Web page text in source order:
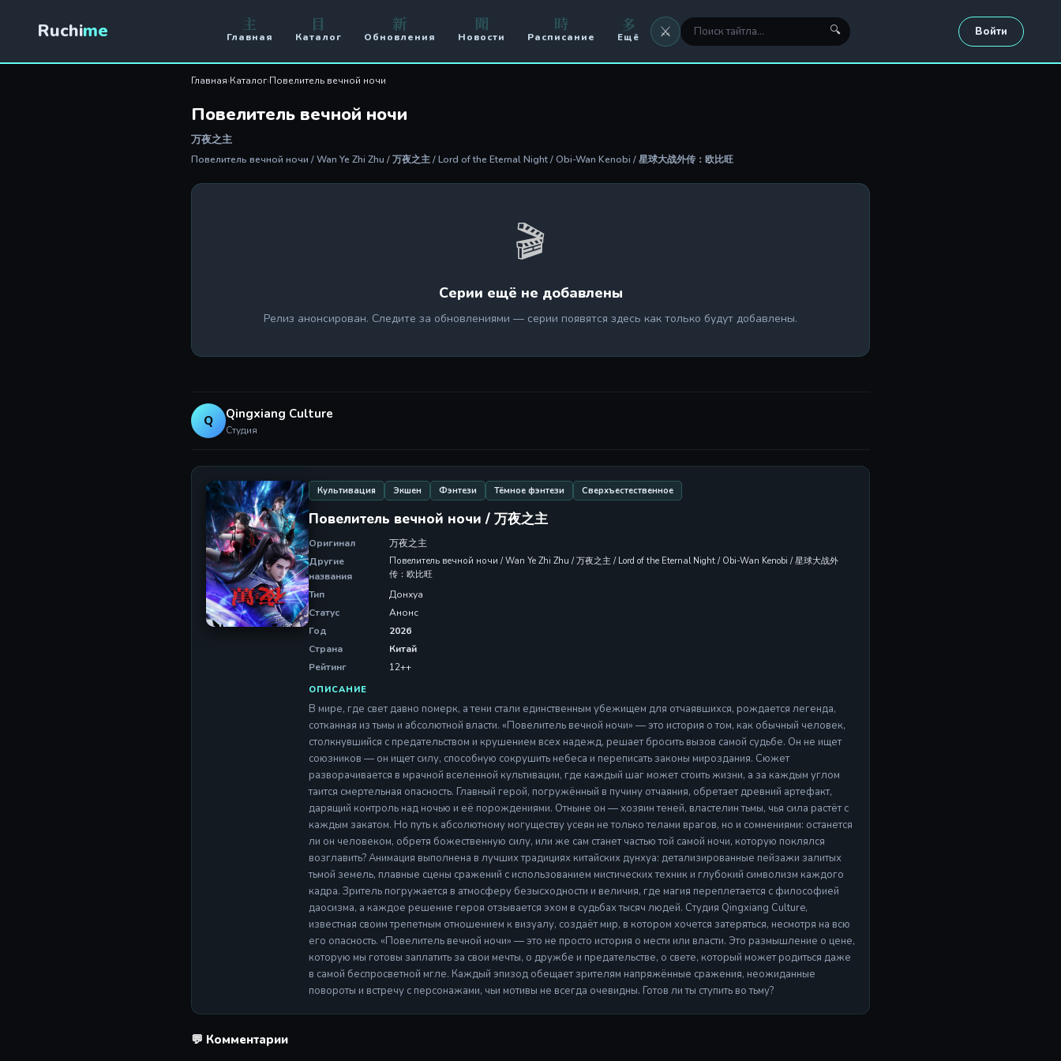
Ruchime 主
Главная
目
Каталог
新
Обновления
聞
Новости
時
Расписание
多
Ещё ⚔️
⚔️ Оружие
⚔️ Кланы
🔍 Войти
Главная›Каталог›Повелитель вечной ночи
Повелитель вечной ночи
万夜之主
Повелитель вечной ночи / Wan Ye Zhi Zhu / 万夜之主 / Lord of the Eternal Night / Obi-Wan Kenobi / 星球大战外传：欧比旺
🎬
Серии ещё не добавлены
Релиз анонсирован. Следите за обновлениями — серии появятся здесь как только будут добавлены.
Q Qingxiang Culture
Студия
Культивация Экшен Фэнтези Тёмное фэнтези Сверхъестественное
Повелитель вечной ночи / 万夜之主
Оригинал
万夜之主
Другие
названия
Повелитель вечной ночи / Wan Ye Zhi Zhu / 万夜之主 / Lord of the Eternal Night / Obi-Wan Kenobi / 星球大战外
传：欧比旺
Тип
Донхуа
Статус
Анонс
Год
2026
Страна
Китай
Рейтинг
12++
ОПИСАНИЕ
В мире, где свет давно померк, а тени стали единственным убежищем для отчаявшихся, рождается легенда,
сотканная из тьмы и абсолютной власти. «Повелитель вечной ночи» — это история о том, как обычный человек,
столкнувшийся с предательством и крушением всех надежд, решает бросить вызов самой судьбе. Он не ищет
союзников — он ищет силу, способную сокрушить небеса и переписать законы мироздания. Сюжет
разворачивается в мрачной вселенной культивации, где каждый шаг может стоить жизни, а за каждым углом
таится смертельная опасность. Главный герой, погружённый в пучину отчаяния, обретает древний артефакт,
дарящий контроль над ночью и её порождениями. Отныне он — хозяин теней, властелин тьмы, чья сила растёт с
каждым закатом. Но путь к абсолютному могуществу усеян не только телами врагов, но и сомнениями: останется
ли он человеком, обретя божественную силу, или же сам станет частью той самой ночи, которую поклялся
возглавить? Анимация выполнена в лучших традициях китайских дунхуа: детализированные пейзажи залитых
тьмой земель, плавные сцены сражений с использованием мистических техник и глубокий символизм каждого
кадра. Зритель погружается в атмосферу безысходности и величия, где магия переплетается с философией
даосизма, а каждое решение героя отзывается эхом в судьбах тысяч людей. Студия Qingxiang Culture,
известная своим трепетным отношением к визуалу, создаёт мир, в котором хочется затеряться, несмотря на всю
его опасность. «Повелитель вечной ночи» — это не просто история о мести или власти. Это размышление о цене,
которую мы готовы заплатить за свои мечты, о дружбе и предательстве, о свете, который может родиться даже
в самой беспросветной мгле. Каждый эпизод обещает зрителям напряжённые сражения, неожиданные
повороты и встречу с персонажами, чьи мотивы не всегда очевидны. Готов ли ты ступить во тьму?
💬 Комментарии